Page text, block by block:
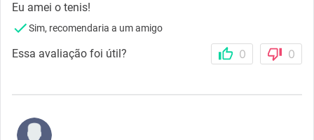
Eu amei o tenis!
Sim, recomendaria a um amigo
Essa avaliação foi útil? 0 0